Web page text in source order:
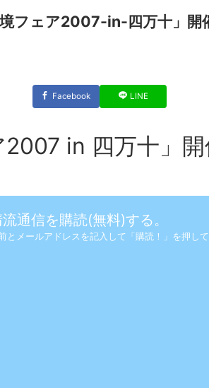
フェア2007-in-四万十」開
Facebook LINE
2007 in 四万十」
通信を購読(無料)する。
とメールアドレスを記入して「購読！」を押して